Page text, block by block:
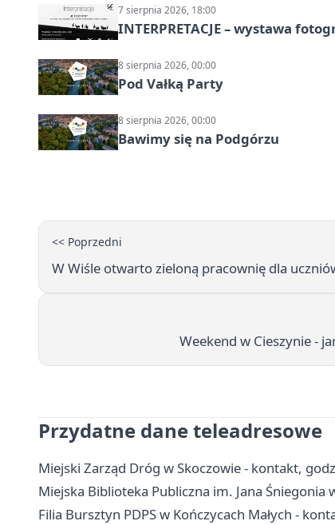
7 sierpnia 2026, 18:00
INTERPRETACJE – wystawa
8 sierpnia 2026, 00:00
Pod Vałką Party
8 sierpnia 2026, 00:00
Bawimy się na Podgórzu
<< Poprzedni
W Wiśle otwarto zieloną pracownię dla
Weekend w Cieszynie -
Przydatne dane teleadresowe
Miejski Zarząd Dróg w Skoczowie - kontakt,
Miejska Biblioteka Publiczna im. Jana
Filia Bursztyn PDPS w Kończycach Małych -